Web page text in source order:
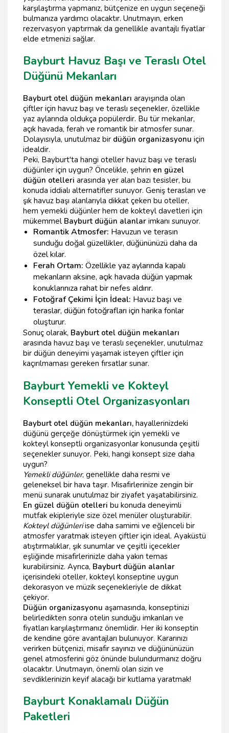
karşılaştırma yapmanız, bütçenize en uygun seçeneği
bulmanıza yardımcı olacaktır. Unutmayın, erken
rezervasyon yaptırmak da genellikle avantajlı fiyatlar
elde etmenizi sağlar.
Bayburt Havuz Başı ve Teraslı Otel
Düğünü Mekanları
Bayburt otel düğün mekanları arayışında olan
çiftler için havuz başı ve teraslı seçenekler, özellikle
yaz aylarında oldukça popülerdir. Bu tür mekanlar,
açık havada, ferah ve romantik bir atmosfer sunar.
Dolayısıyla, unutulmaz bir düğün organizasyonu için
idealdir.
Peki, Bayburt'ta hangi oteller havuz başı ve teraslı
düğünler için uygun? Öncelikle, şehrin en güzel
düğün otelleri arasında yer alan bazı tesisler, bu
konuda iddialı alternatifler sunuyor. Geniş terasları ve
şık havuz başı alanlarıyla dikkat çeken bu oteller,
hem yemekli düğünler hem de kokteyl davetleri için
mükemmel Bayburt düğün alanlar imkanı sunuyor.
Romantik Atmosfer: Havuzun ve terasın
sunduğu doğal güzellikler, düğününüzü daha da
özel kılar.
Ferah Ortam: Özellikle yaz aylarında kapalı
mekanların aksine, açık havada düğün yapmak
konuklarınıza rahat bir nefes aldırır.
Fotoğraf Çekimi İçin İdeal: Havuz başı ve
teraslar, düğün fotoğrafları için harika fonlar
oluşturur.
Sonuç olarak, Bayburt otel düğün mekanları
arasında havuz başı ve teraslı seçenekler, unutulmaz
bir düğün deneyimi yaşamak isteyen çiftler için
kaçırılmaması gereken fırsatlar sunar.
Bayburt Yemekli ve Kokteyl
Konseptli Otel Organizasyonları
Bayburt otel düğün mekanları, hayallerinizdeki
düğünü gerçeğe dönüştürmek için yemekli ve
kokteyl konseptli organizasyonlar konusunda çeşitli
seçenekler sunuyor. Peki, hangi konsept size daha
uygun?
Yemekli düğünler, genellikle daha resmi ve
geleneksel bir hava taşır. Misafirlerinize zengin bir
menü sunarak unutulmaz bir ziyafet yaşatabilirsiniz.
En güzel düğün otelleri bu konuda deneyimli
mutfak ekipleriyle size özel menüler oluşturabilir.
Kokteyl düğünleriise daha samimi ve eğlenceli bir
atmosfer yaratmak isteyen çiftler için ideal. Ayaküstü
atıştırmalıklar, şık sunumlar ve çeşitli içecekler
eşliğinde misafirlerinizle daha yakın temas
kurabilirsiniz. Ayrıca, Bayburt düğün alanlar
içerisindeki oteller, kokteyl konseptine uygun
dekorasyon ve müzik seçenekleriyle de dikkat
çekiyor.
Düğün organizasyonu aşamasında, konseptinizi
belirledikten sonra otelin sunduğu imkanları ve
fiyatları karşılaştırmanız önemlidir. Her iki konseptin
de kendine göre avantajları bulunuyor. Kararınızı
verirken bütçenizi, misafir sayınızı ve düğününüzün
genel atmosferini göz önünde bulundurmanız doğru
olacaktır. Unutmayın, önemli olan sizin ve
sevdiklerinizin keyif alacağı bir kutlama yaratmak!
Bayburt Konaklamalı Düğün
Paketleri